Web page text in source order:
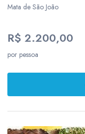
Mata de São João
R$ 2.200,00
por pessoa